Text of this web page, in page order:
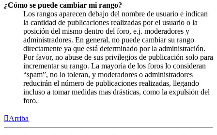
¿Cómo se puede cambiar mi rango?
Los rangos aparecen debajo del nombre de usuario e indican
la cantidad de publicaciones realizadas por el usuario o la
posición del mismo dentro del foro, e.j. moderadores y
administradores. En general, no puede cambiar su rango
directamente ya que está determinado por la administración.
Por favor, no abuse de sus privilegios de publicación solo para
incrementar su rango. La mayoría de los foros lo consideran
“spam”, no lo toleran, y moderadores o administradores
reducirán el número de publicaciones realizadas, llegando
incluso a tomar medidas mas drásticas, como la expulsión del
foro.
Arriba